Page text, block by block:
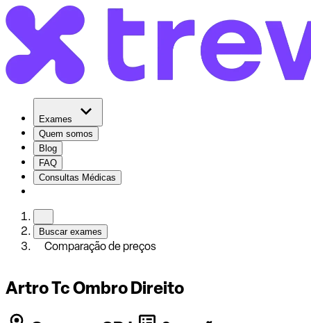
Exames
Quem somos
Blog
FAQ
Consultas Médicas
Buscar exames
Comparação de preços
Artro Tc Ombro Direito